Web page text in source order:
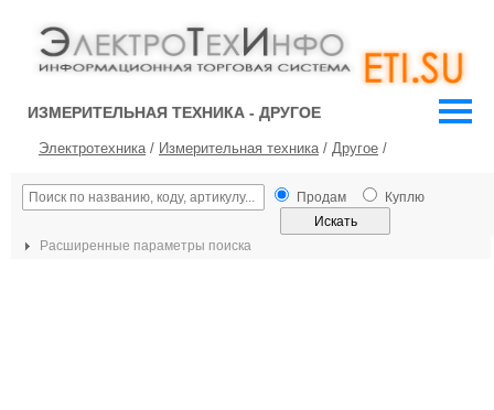
ИЗМЕРИТЕЛЬНАЯ ТЕХНИКА - ДРУГОЕ
Электротехника/ Измерительная техника/ Другое /
Продам Куплю
Расширенные параметры поиска